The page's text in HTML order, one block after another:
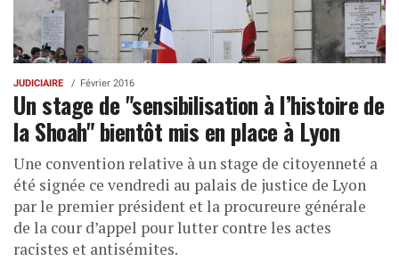
JUDICIAIRE Février 2016
Un stage de "sensibilisation à l’histoire de
la Shoah" bientôt mis en place à Lyon
Une convention relative à un stage de citoyenneté a
été signée ce vendredi au palais de justice de Lyon
par le premier président et la procureure générale
de la cour d’appel pour lutter contre les actes
racistes et antisémites.